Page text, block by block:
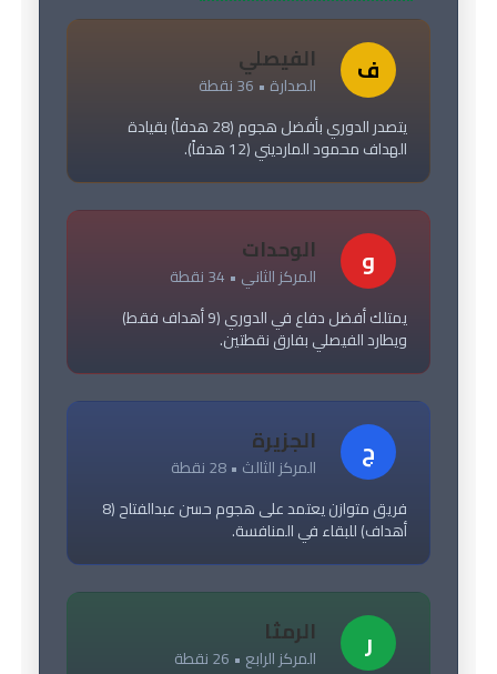
ف الفيصلي
الصدارة • 36 نقطة
يتصدر الدوري بأفضل هجوم (28 هدفاً) بقيادة
الهداف محمود المارديني (12 هدفاً).
و الوحدات
المركز الثاني • 34 نقطة
يمتلك أفضل دفاع في الدوري (9 أهداف فقط)
ويطارد الفيصلي بفارق نقطتين.
ج الجزيرة
المركز الثالث • 28 نقطة
فريق متوازن يعتمد على هجوم حسن عبدالفتاح (8
أهداف) للبقاء في المنافسة.
ر الرمثا
المركز الرابع • 26 نقطة